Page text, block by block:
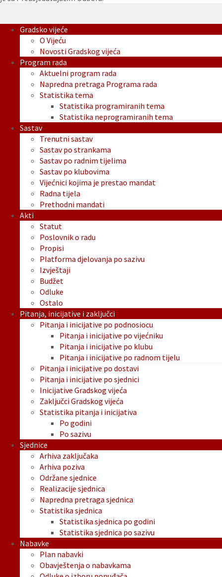
Gradsko vijeće
O Vijeću
Novosti Gradskog vijeća
Program rada
Aktuelni program rada
Napredna pretraga Programa rada
Statistika tema
Statistika programiranih tema
Statistika neprogramiranih tema
Sastav
Trenutni sastav
Sastav po strankama
Sastav po radnim tijelima
Sastav po klubovima
Vijećnici kojima je prestao mandat
Radna tijela
Prethodni mandati
Akti
Statut
Poslovnik o radu
Propisi
Platforma djelovanja po sazivu
Izvještaji
Budžet
Odluke
Ostalo
Pitanja, inicijative i zaključci
Pitanja i inicijative po podnosiocu
Pitanja i inicijative po vijećniku
Pitanja i inicijative po klubu
Pitanja i inicijative po radnom tijelu
Pitanja i inicijative po dostavi
Pitanja i inicijative po sjednici
Inicijative Gradskog vijeća
Zaključci Gradskog vijeća
Statistika pitanja i inicijativa
Po godini
Po sazivu
Sjednice
Arhiva zaključaka
Arhiva poziva
Održane sjednice
Realizacije sjednica
Napredna pretraga sjednica
Statistika sjednica
Statistika sjednica po godini
Statistika sjednica po sazivu
Nabavke
Plan nabavki
Obavještenja o nabavkama